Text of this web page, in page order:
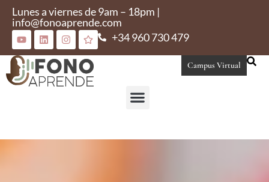
Lunes a viernes de 9am – 18pm |
info@fonoaprende.com
+34 960 730 479
Campus Virtual